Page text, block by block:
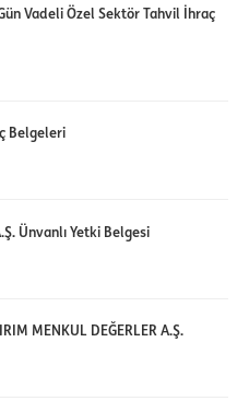
Vadeli Özel Sektör Tahvil İhraç
Belgeleri
Ünvanlı Yetki Belgesi
MENKUL DEĞERLER A.Ş.